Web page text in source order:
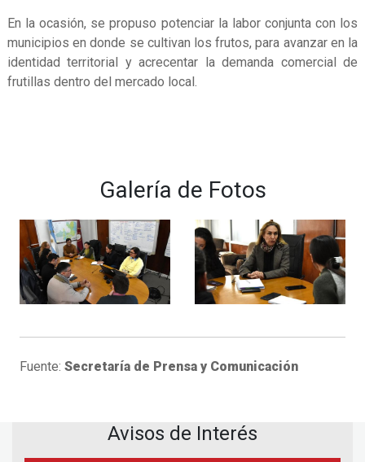
En la ocasión, se propuso potenciar la labor conjunta con los
municipios en donde se cultivan los frutos, para avanzar en la
identidad territorial y acrecentar la demanda comercial de
frutillas dentro del mercado local.
Galería de Fotos
Fuente: Secretaría de Prensa y Comunicación
Avisos de Interés